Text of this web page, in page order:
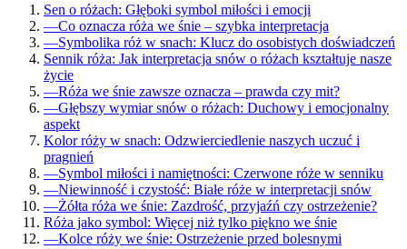
Sen o różach: Głęboki symbol miłości i emocji
—Co oznacza róża we śnie – szybka interpretacja
—Symbolika róż w snach: Klucz do osobistych doświadczeń
Sennik róża: Jak interpretacja snów o różach kształtuje nasze
życie
—Róża we śnie zawsze oznacza – prawda czy mit?
—Głębszy wymiar snów o różach: Duchowy i emocjonalny
aspekt
Kolor róży w snach: Odzwierciedlenie naszych uczuć i
pragnień
—Symbol miłości i namiętności: Czerwone róże w senniku
—Niewinność i czystość: Białe róże w interpretacji snów
—Żółta róża we śnie: Zazdrość, przyjaźń czy ostrzeżenie?
Róża jako symbol: Więcej niż tylko piękno we śnie
—Kolce róży we śnie: Ostrzeżenie przed bolesnymi